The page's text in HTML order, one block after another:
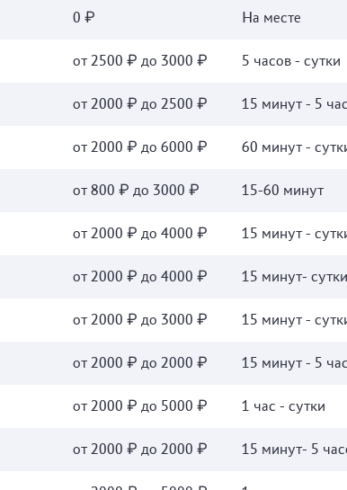
0 ₽ На месте
от 2500 ₽ до 3000 ₽ 5 часов - сутки
от 2000 ₽ до 2500 ₽ 15 минут - 5
от 2000 ₽ до 6000 ₽ 60 минут -
от 800 ₽ до 3000 ₽ 15-60 минут
от 2000 ₽ до 4000 ₽ 15 минут -
от 2000 ₽ до 4000 ₽ 15 минут- сутки
от 2000 ₽ до 3000 ₽ 15 минут -
от 2000 ₽ до 2000 ₽ 15 минут - 5
от 2000 ₽ до 5000 ₽ 1 час - сутки
от 2000 ₽ до 2000 ₽ 15 минут- 5